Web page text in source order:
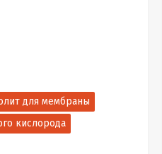
для мембраны
кислорода